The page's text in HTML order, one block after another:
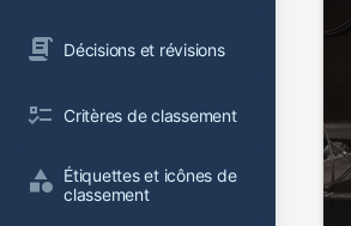
Décisions et révisions
Critères de classement
Étiquettes et icônes de
classement